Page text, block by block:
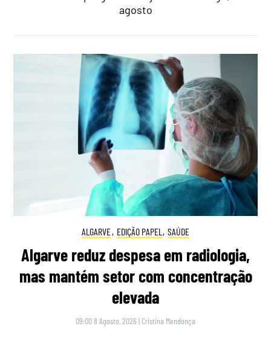
agosto
ALGARVE, EDIÇÃO PAPEL , SAÚDE
Algarve reduz despesa em radiologia,
mas mantém setor com concentração
elevada
09:00 8 Agosto, 2026 | Cristina Mendonça